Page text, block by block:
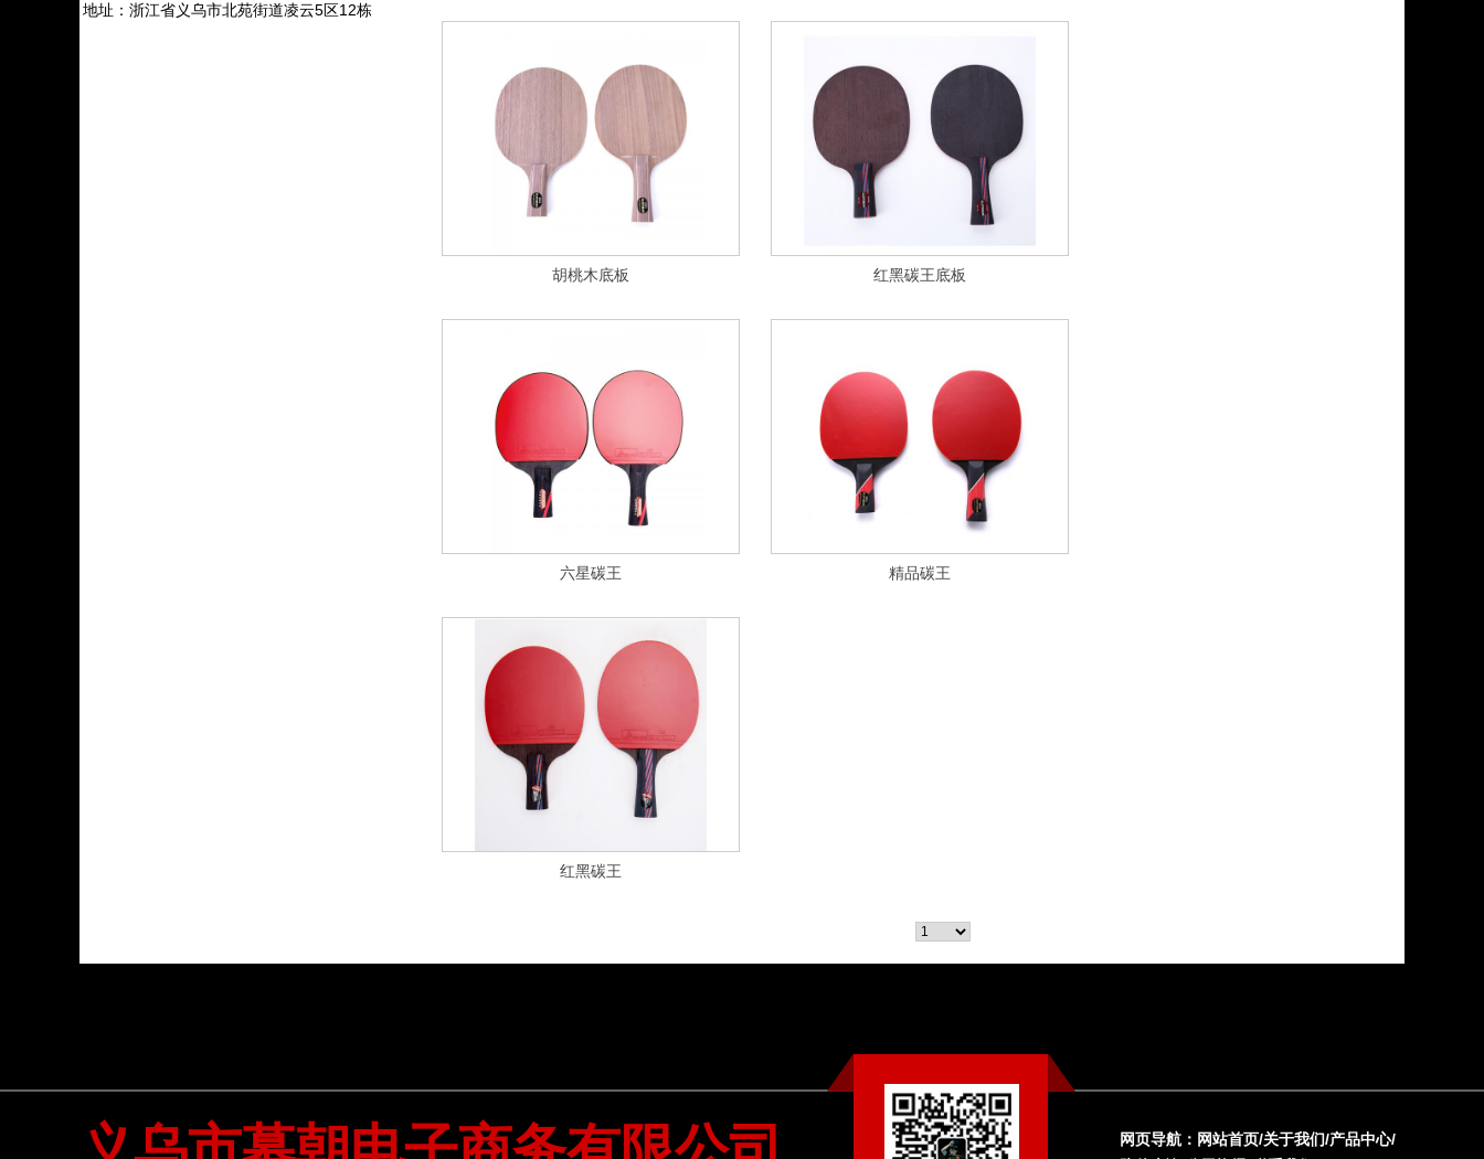
地址：浙江省义乌市北苑街道凌云5区12栋
胡桃木底板 红黑碳王底板
六星碳王 精品碳王
红黑碳王
网页导航： 网站首页/关于我们/产品中心/